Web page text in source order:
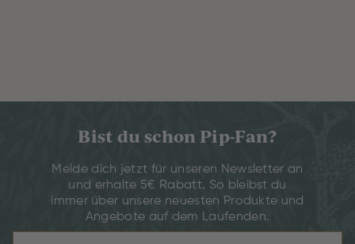
Bist du schon Pip-Fan?
Melde dich jetzt für unseren Newsletter an
und erhalte 5€ Rabatt. So bleibst du
immer über unsere neuesten Produkte und
Angebote auf dem Laufenden.